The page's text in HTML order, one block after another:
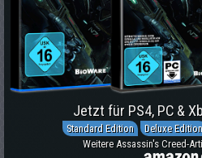
Jetzt für PS4, PC &
Standard Edition Deluxe Edition
Weitere Assassin's Creed-